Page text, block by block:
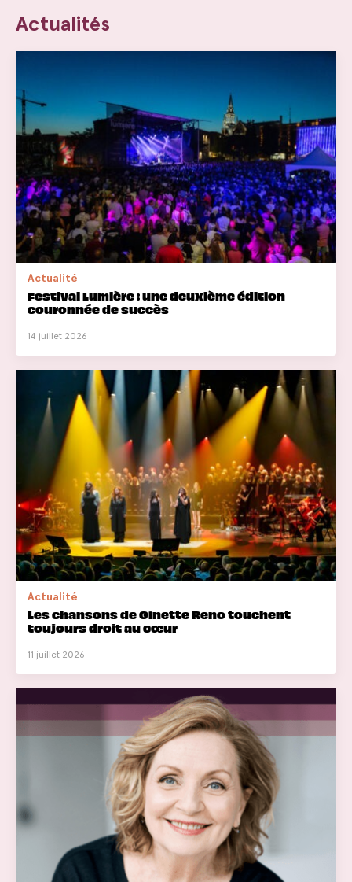
Actualités
Actualité
Festival Lumière : une deuxième édition
couronnée de succès
14 juillet 2026
Actualité
Les chansons de Ginette Reno touchent
toujours droit au cœur
11 juillet 2026